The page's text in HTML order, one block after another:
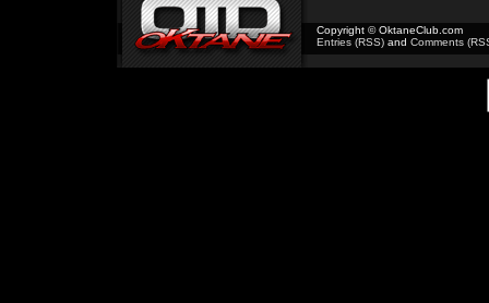
Copyright © OktaneClub.com
Entries (RSS)and Comments